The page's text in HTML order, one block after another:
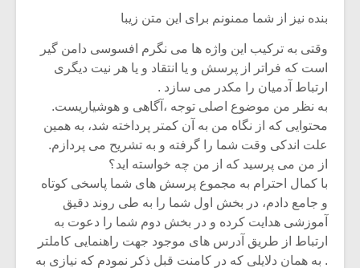
بنده نیز از شما ممنونم برای این متن زیبا
وقتی به ترکیب این واژه ها می نگرم افسوسی دامن گیر
است که فراتر از پرسش و یا انتقاد و یا هر نیت دیگری
ارتباط آدمیان را مکدر می سازد .
به نظر من موضوع اصلی توجه ،آگاهی و هوشیاریست.
محتوایی که از نگاه من به آن کمتر پرداخته شد، به همین
علت اندکی وقت شما را گرفته و به تشریح می پردازم.
از من می پرسید که از من چه خواسته اید؟
با کمال احترام به مجموع پرسش های شما پاسخی کوتاه
و جامع دادم، در بخش اول شما را به طی روند دقیق
آموزشی هدایت کرده و در بخش دوم شما را دعوت به
ارتباط از طریق آدرس های موجود جهت راهنمایی کاملتر
. به همان دلایلی که در کامنت قبل ذکر نمودم که نیازی به